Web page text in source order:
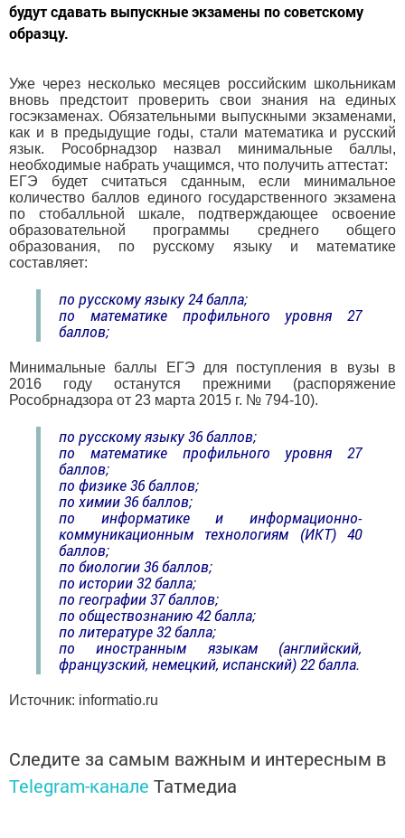
будут сдавать выпускные экзамены по советскому
образцу.
Уже через несколько месяцев российским школьникам
вновь предстоит проверить свои знания на единых
госэкзаменах. Обязательными выпускными экзаменами,
как и в предыдущие годы, стали математика и русский
язык. Рособрнадзор назвал минимальные баллы,
необходимые набрать учащимся, что получить аттестат:
ЕГЭ будет считаться сданным, если минимальное
количество баллов единого государственного экзамена
по стобалльной шкале, подтверждающее освоение
образовательной программы среднего общего
образования, по русскому языку и математике
составляет:
по русскому языку 24 балла;
по математике профильного уровня 27
баллов;
Минимальные баллы ЕГЭ для поступления в вузы в
2016 году останутся прежними (распоряжение
Рособрнадзора от 23 марта 2015 г. № 794-10).
по русскому языку 36 баллов;
по математике профильного уровня 27
баллов;
по физике 36 баллов;
по химии 36 баллов;
по информатике и информационно-
коммуникационным технологиям (ИКТ) 40
баллов;
по биологии 36 баллов;
по истории 32 балла;
по географии 37 баллов;
по обществознанию 42 балла;
по литературе 32 балла;
по иностранным языкам (английский,
французский, немецкий, испанский) 22 балла.
Источник: informatio.ru
Следите за самым важным и интересным в
Telegram-канале Татмедиа